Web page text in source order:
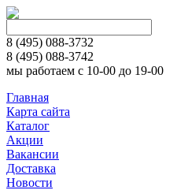
8 (495) 088-3732
8 (495) 088-3742
мы работаем с 10-00 до 19-00
Главная
Карта сайта
Каталог
Акции
Вакансии
Доставка
Новости